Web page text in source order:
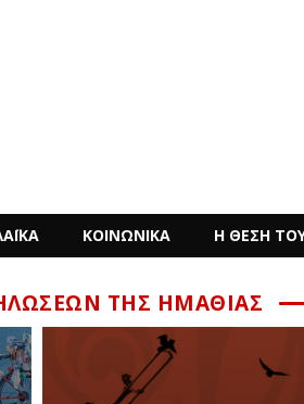
ΚΟΙΝΩΝΙΚΑ Η ΘΕΣΗ
ΤΗΣ ΗΜΑΘΊΑΣ